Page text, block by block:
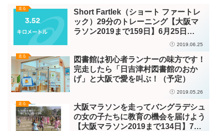
走る
Short Fartlek（ショート ファートレ
ック）29分のトレーニング【大阪マ
ラソン2019まで159日】6月25日
2019.06.25
走る
図書館は初心者ランナーの味方です！
完走したら「日吉津村図書館のおか
げ」と大阪で愛を叫ぶ！（予定）
2019.05.26
走る
大阪マラソンを走ってバングラデシュ
の女の子たちに教育の機会を届けよう
【大阪マラソン2019まで134日】7月